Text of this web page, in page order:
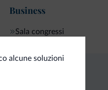
Business
Sala congressi
alcune soluzioni